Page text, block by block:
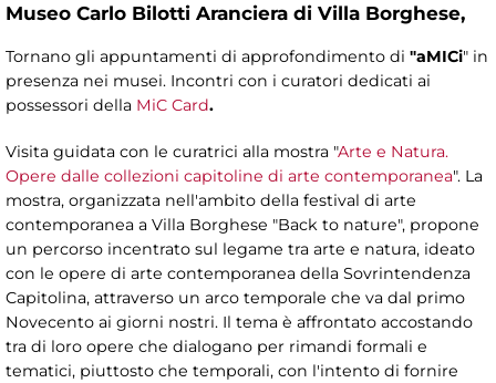
Museo Carlo Bilotti Aranciera di Villa Borghese,
Tornano gli appuntamenti di approfondimento di "aMICi" in
presenza nei musei. Incontri con i curatori dedicati ai
possessori della MiC Card.
Visita guidata con le curatrici alla mostra "Arte e Natura.
Opere dalle collezioni capitoline di arte contemporanea". La
mostra, organizzata nell'ambito della festival di arte
contemporanea a Villa Borghese "Back to nature", propone
un percorso incentrato sul legame tra arte e natura, ideato
con le opere di arte contemporanea della Sovrintendenza
Capitolina, attraverso un arco temporale che va dal primo
Novecento ai giorni nostri. Il tema è affrontato accostando
tra di loro opere che dialogano per rimandi formali e
tematici, piuttosto che temporali, con l'intento di fornire